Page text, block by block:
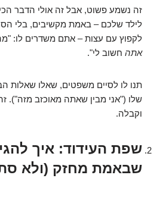
זה נשמע פשוט, אבל זה אולי הדבר
לילד שלכם – באמת מקשיבים, בלי
לקפוץ עם עצות – אתם משדרים לו:
אתה חשוב לי".
תנו לו לסיים משפטים, שאלו שאלות
שלו ("אני מבין שאתה מאוכזב מזה").
וקבלה.
שפת העידוד: איך
שבאמת מחזק (ולא